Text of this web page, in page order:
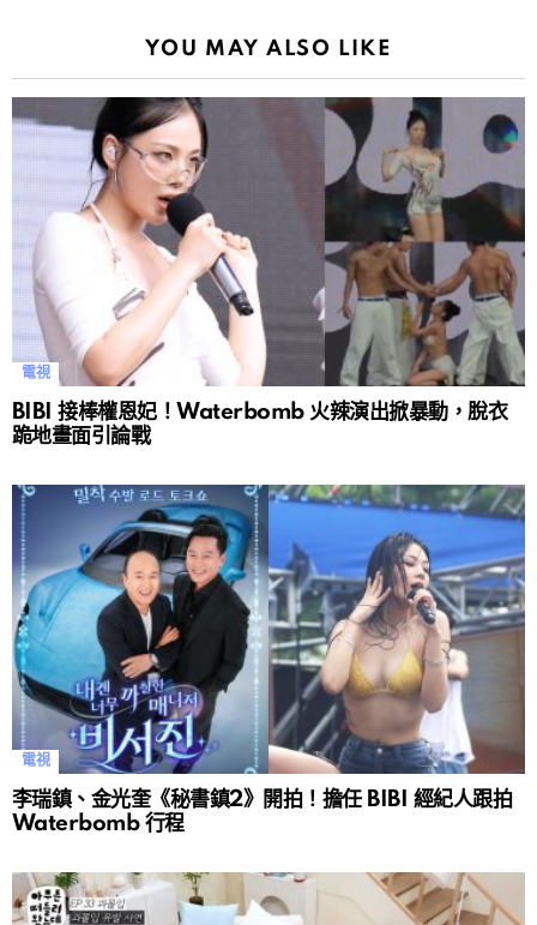
YOU MAY ALSO LIKE
電視
BIBI 接棒權恩妃！Waterbomb 火辣演出掀暴動，脫衣
跪地畫面引論戰
電視
李瑞鎮、金光奎《秘書鎮2》開拍！擔任 BIBI 經紀人跟拍
Waterbomb 行程